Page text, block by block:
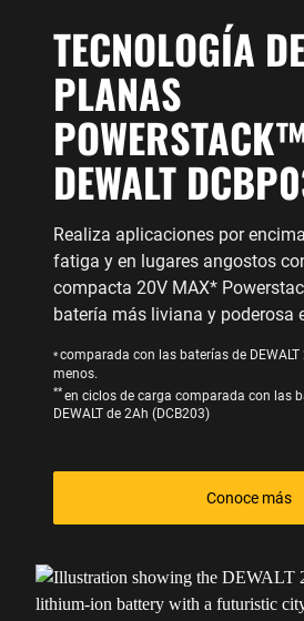
TECNOLOGÍA
PLANAS
DEWALT
Realiza aplicaciones por
fatiga y en lugares angostos
compacta 20V MAX*
batería más liviana y poderosa
*comparada con las baterías de
menos.
**en ciclos de carga comparada con las
DEWALT de 2Ah (DCB203)
Conoce más